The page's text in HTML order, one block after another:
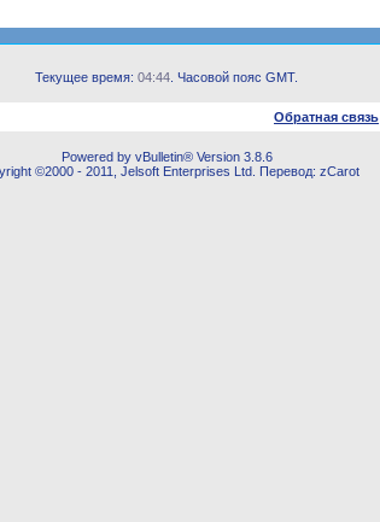
Текущее время: 04:44 . Часовой пояс GMT.
Обратная связь
Powered by vBulletin® Version 3.8.6
©2000 - 2011, Jelsoft Enterprises Ltd. Перевод: zCarot